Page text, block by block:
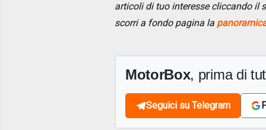
articoli di tuo interesse cliccando il
scorri a fondo pagina la
MotorBox, prima di
Seguici su Telegram